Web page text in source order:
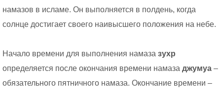
намазов в исламе. Он выполняется в полдень, когда
солнце достигает своего наивысшего положения на небе.
Начало времени для выполнения намаза зухр
определяется после окончания времени намаза джумуа –
обязательного пятничного намаза. Окончание времени –